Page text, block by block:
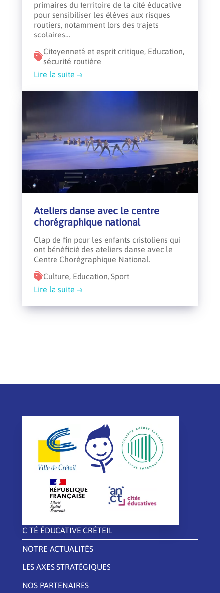
primaires du territoire de la cité éducative
pour sensibiliser les élèves aux risques
routiers, notamment lors des trajets
scolaires…
Citoyenneté et esprit critique, Education,
sécurité routière
Lire la suite
Ateliers danse avec le centre
chorégraphique national
Clap de fin pour les enfants cristoliens qui
ont bénéficié des ateliers danse avec le
Centre Chorégraphique National.
Culture, Education, Sport
Lire la suite
CITÉ ÉDUCATIVE CRÉTEIL
NOTRE ACTUALITÉS
LES AXES STRATÉGIQUES
NOS PARTENAIRES